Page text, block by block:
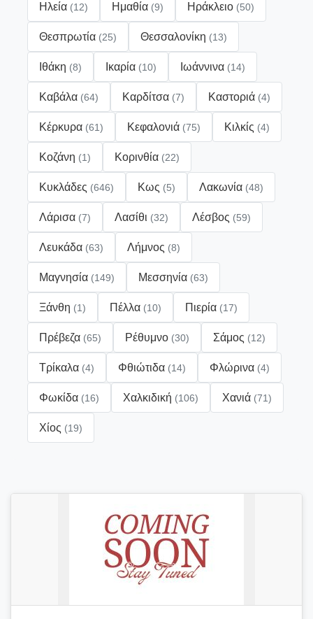
Ηλεία (12) Ημαθία (9) Ηράκλειο (50)
Θεσπρωτία (25) Θεσσαλονίκη (13)
Ιθάκη (8) Ικαρία (10) Ιωάννινα (14)
Καβάλα (64) Καρδίτσα (7) Καστοριά (4)
Κέρκυρα (61) Κεφαλονιά (75) Κιλκίς (4)
Κοζάνη (1) Κορινθία (22)
Κυκλάδες (646) Κως (5) Λακωνία (48)
Λάρισα (7) Λασίθι (32) Λέσβος (59)
Λευκάδα (63) Λήμνος (8)
Μαγνησία (149) Μεσσηνία (63)
Ξάνθη (1) Πέλλα (10) Πιερία (17)
Πρέβεζα (65) Ρέθυμνο (30) Σάμος (12)
Τρίκαλα (4) Φθιώτιδα (14) Φλώρινα (4)
Φωκίδα (16) Χαλκιδική (106) Χανιά (71)
Χίος (19)